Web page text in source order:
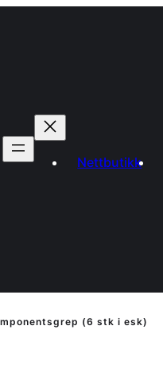
Nettbutikk
(6 stk i esk)